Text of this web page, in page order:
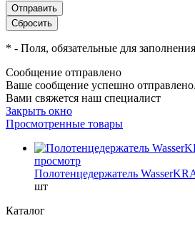
* - Поля, обязательные для заполнения
Сообщение отправлено
Ваше сообщение успешно
Вами свяжется наш специалист
Закрыть окно
Просмотренные товары
просмотр
Полотенцедержатель
шт
Каталог